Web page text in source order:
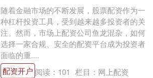
随着金融市场的不断发展，股票配资作为一
种杠杆投资工具，受到越来越多投资者的关
注。然而，市场上配资公司鱼龙混杂，如何
选择一家合规、安全的配资平台成为投资者
面临的重....
配资开户 阅读： 101 栏目： 网上配资